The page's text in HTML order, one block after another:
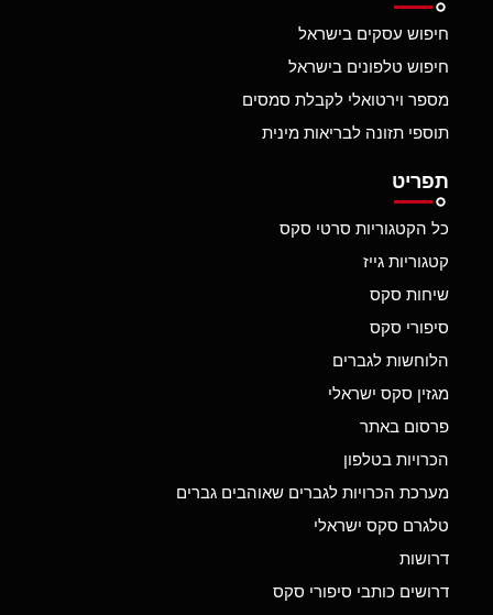
חיפוש עסקים בישראל
חיפוש טלפונים בישראל
מספר וירטואלי לקבלת סמסים
תוספי תזונה לבריאות מינית
תפריט
כל הקטגוריות סרטי סקס
קטגוריות גייז
שיחות סקס
סיפורי סקס
הלוחשות לגברים
מגזין סקס ישראלי
פרסום באתר
הכרויות בטלפון
מערכת הכרויות לגברים שאוהבים גברים
טלגרם סקס ישראלי
דרושות
דרושים כותבי סיפורי סקס